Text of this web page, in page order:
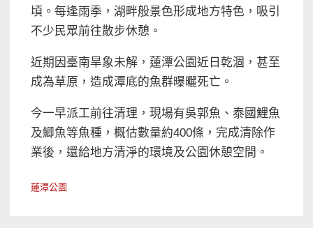
頃。每逢雨季，湖畔般景色形成地方特色，吸引
不少民眾前往散步休憩。
近期因臺南旱象未解，蓮潭公園近日乾涸，甚至
成為草原，造成潭底的魚群曝曬死亡。
今一早派工前往清理，現場有吳郭魚、泰國鯉魚
及鯽魚等魚種，概估數量約400條，完成清除作
業後，還給地方清淨的環境及公園休憩空間。
蓮潭公園